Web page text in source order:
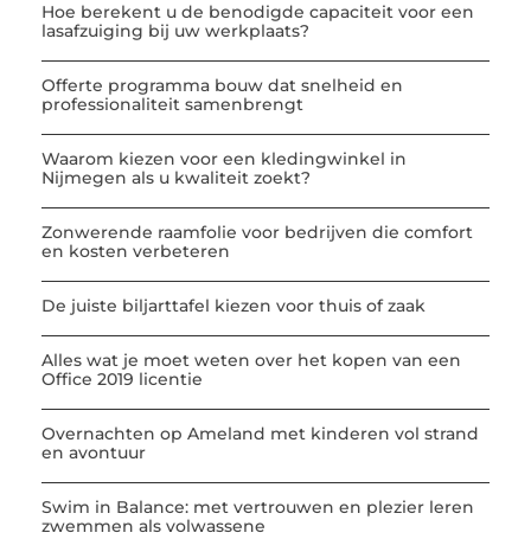
Hoe berekent u de benodigde capaciteit voor een
lasafzuiging bij uw werkplaats?
Offerte programma bouw dat snelheid en
professionaliteit samenbrengt
Waarom kiezen voor een kledingwinkel in
Nijmegen als u kwaliteit zoekt?
Zonwerende raamfolie voor bedrijven die comfort
en kosten verbeteren
De juiste biljarttafel kiezen voor thuis of zaak
Alles wat je moet weten over het kopen van een
Office 2019 licentie
Overnachten op Ameland met kinderen vol strand
en avontuur
Swim in Balance: met vertrouwen en plezier leren
zwemmen als volwassene